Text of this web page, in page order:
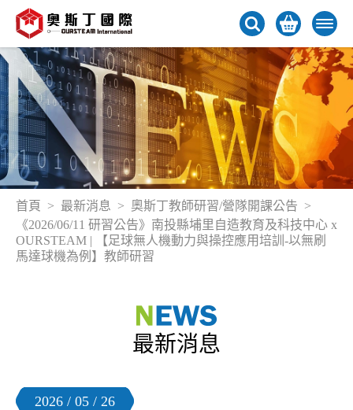
首頁 最新消息
奧斯丁教師研習/營隊開課公告
《2026/06/11 研習公告》南投縣埔里自造教育及科技中心 x
OURSTEAM | 【足球無人機動力與操控應用培訓-以無刷
馬達球機為例】教師研習
最新消息
2026 / 05 / 26